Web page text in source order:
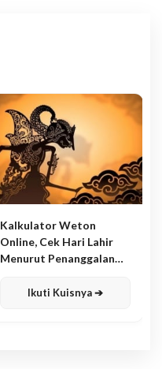
Kalkulator Weton
Online, Cek Hari Lahir
Menurut Penanggalan
Ikuti Kuisnya ➔